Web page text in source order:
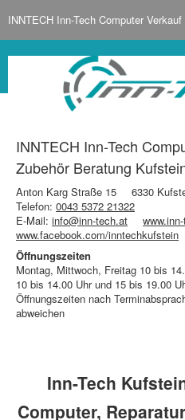
INNTECH Inn-Tech Computer
INNTECH Inn-Tech
Zubehör Beratung
Anton Karg Straße 15
6330
Telefon: 0043 5372 21322
E-Mail: info@inn-tech.at
www.facebook.com/inntechkufstein
Öffnungszeiten
Montag, Mittwoch, Freitag 10 bis
10 bis 14.00 Uhr und 15 bis 19.00
Öffnungszeiten nach
abweichen
Inn-Tech
Computer,